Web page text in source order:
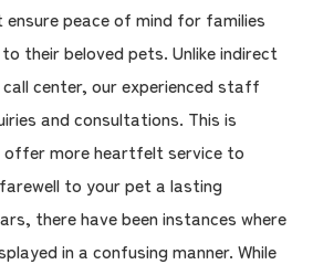
peace of mind for families
their beloved pets. Unlike indirect
center, our experienced staff
and consultations. This is
offer more heartfelt service to
to your pet a lasting
there have been instances where
in a confusing manner. While